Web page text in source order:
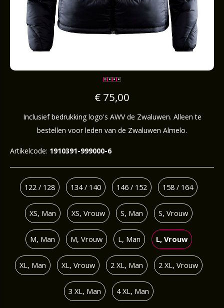
€ 75,00
Inclusief bedrukking logo's AWV de Zwaluwen. Alleen te
bestellen voor leden van de Zwaluwen Almelo.
Artikelcode: 1910391-999000-6
122 / 128 134 / 140 146 / 152 158 / 164
XS, Man XS, Vrouw S, Man S, Vrouw
M, Man M, Vrouw L, Man L, Vrouw
XL, Man XL, Vrouw 2 XL, Man 2 XL, Vrouw
3 XL, Man 4 XL, Man